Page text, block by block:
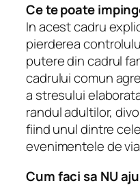
Ce te poate
In acest cadru
pierderea
putere din cadrul
cadrului comun
a stresului
randul adultilor,
fiind unul dintre
evenimentele de
Cum faci sa NU